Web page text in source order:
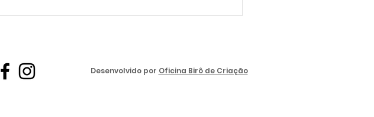
Desenvolvido por Oficina Birô de Criação